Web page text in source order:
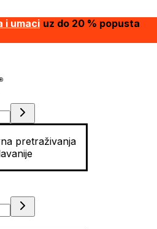
i umaci uz do 20 % popusta
pretraživanja